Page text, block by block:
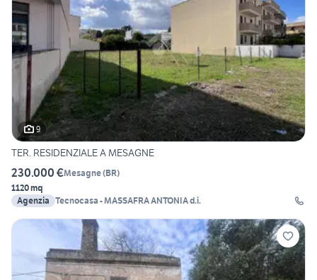
9
TER. RESIDENZIALE A MESAGNE
230.000 €Mesagne(BR)
1120 mq
Agenzia Tecnocasa - MASSAFRA ANTONIA d.i.